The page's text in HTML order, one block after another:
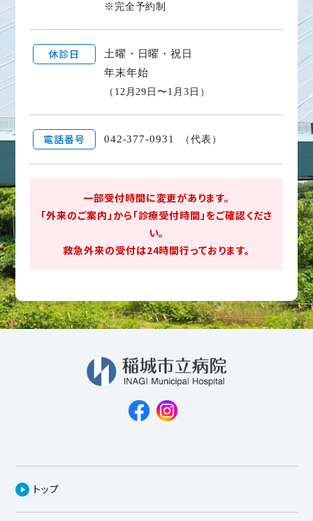
※完全予約制
休診日
土曜・日曜・祝日
年末年始
（12月29日〜1月3日）
電話番号 042-377-0931 （代表）
一部受付時間に変更があります。
「外来のご案内」から「診療受付時間」をご確認くださ
い。
救急外来の受付は24時間行っております。
トップ